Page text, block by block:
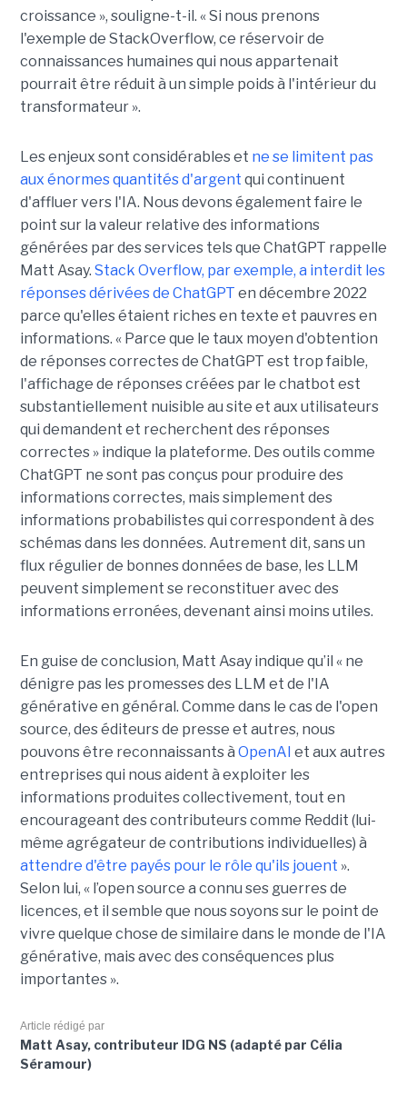
croissance », souligne-t-il. « Si nous prenons
l'exemple de StackOverflow, ce réservoir de
connaissances humaines qui nous appartenait
pourrait être réduit à un simple poids à l'intérieur du
transformateur ».
Les enjeux sont considérables et ne se limitent pas
aux énormes quantités d'argent qui continuent
d'affluer vers l'IA. Nous devons également faire le
point sur la valeur relative des informations
générées par des services tels que ChatGPT rappelle
Matt Asay. Stack Overflow, par exemple, a interdit les
réponses dérivées de ChatGPT en décembre 2022
parce qu'elles étaient riches en texte et pauvres en
informations. « Parce que le taux moyen d'obtention
de réponses correctes de ChatGPT est trop faible,
l'affichage de réponses créées par le chatbot est
substantiellement nuisible au site et aux utilisateurs
qui demandent et recherchent des réponses
correctes » indique la plateforme. Des outils comme
ChatGPT ne sont pas conçus pour produire des
informations correctes, mais simplement des
informations probabilistes qui correspondent à des
schémas dans les données. Autrement dit, sans un
flux régulier de bonnes données de base, les LLM
peuvent simplement se reconstituer avec des
informations erronées, devenant ainsi moins utiles.
En guise de conclusion, Matt Asay indique qu’il « ne
dénigre pas les promesses des LLM et de l'IA
générative en général. Comme dans le cas de l'open
source, des éditeurs de presse et autres, nous
pouvons être reconnaissants à OpenAI et aux autres
entreprises qui nous aident à exploiter les
informations produites collectivement, tout en
encourageant des contributeurs comme Reddit (lui-
même agrégateur de contributions individuelles) à
attendre d'être payés pour le rôle qu'ils jouent ».
Selon lui, « l’open source a connu ses guerres de
licences, et il semble que nous soyons sur le point de
vivre quelque chose de similaire dans le monde de l'IA
générative, mais avec des conséquences plus
importantes ».
Article rédigé par
Matt Asay, contributeur IDG NS (adapté par Célia
Séramour)